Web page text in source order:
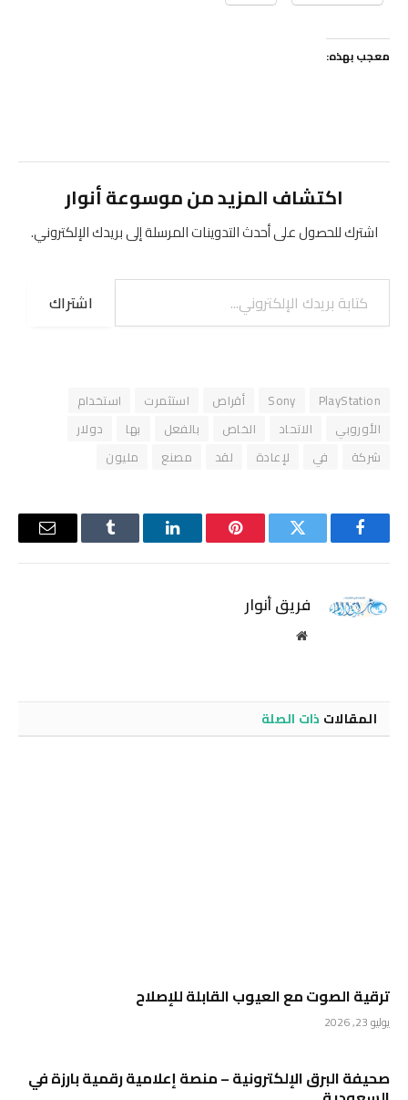
معجب بهذه:
اكتشاف المزيد من موسوعة أنوار
اشترك للحصول على أحدث التدوينات المرسلة إلى بريدك الإلكتروني.
كتابة بريدك الإلكتروني...
اشتراك
PlayStation
Sony أقراص استثمرت
استخدام
الأوروبي
الاتحاد الخاص بالفعل بها
دولار
شركة
في لإعادة لقد مصنع مليون
فيسبوك تويتر بينتيريستلينكدإن Tumblr
البريد
فريق أنوار
موقع
المقالات ذات الصلة
ترقية الصوت مع العيوب القابلة للإصلاح
يوليو 23, 2026
صحيفة البرق الإلكترونية – منصة إعلامية رقمية بارزة في